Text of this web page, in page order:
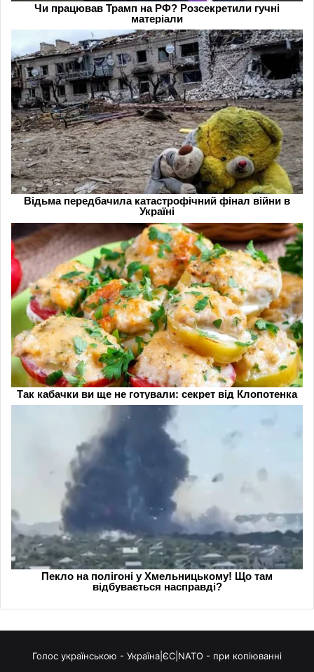
Голос українською - Україна|ЄС|NATO - при копіюванні